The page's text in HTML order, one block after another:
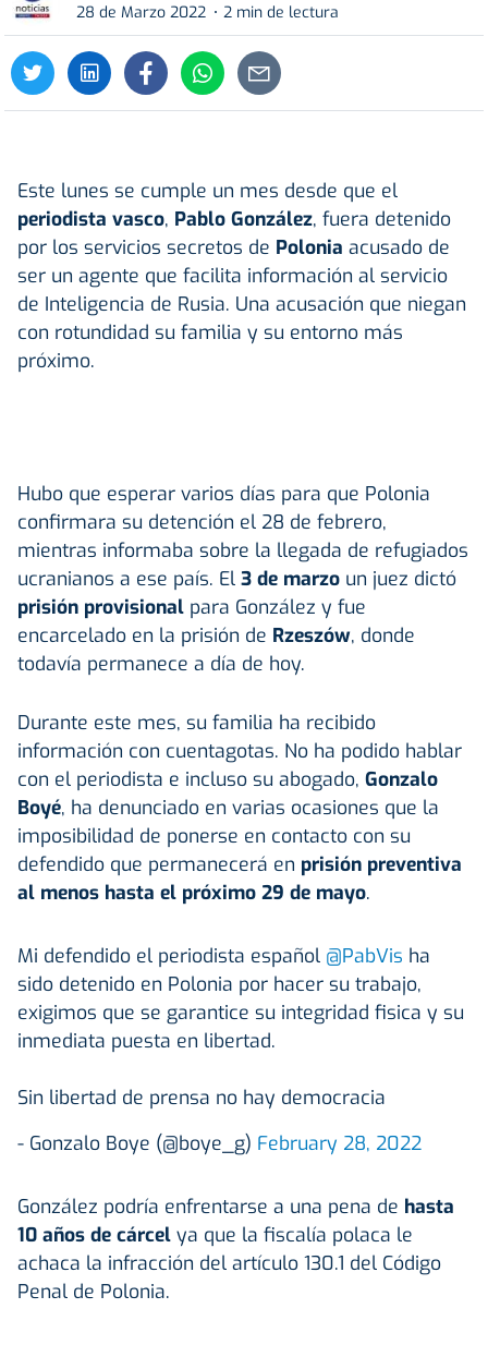
28 de Marzo 2022
2 min de lectura
Este lunes se cumple un mes desde que el
periodista vasco, Pablo González, fuera detenido
por los servicios secretos de Polonia acusado de
ser un agente que facilita información al servicio
de Inteligencia de Rusia. Una acusación que niegan
con rotundidad su familia y su entorno más
próximo.
Hubo que esperar varios días para que Polonia
confirmara su detención el 28 de febrero,
mientras informaba sobre la llegada de refugiados
ucranianos a ese país. El 3 de marzo un juez dictó
prisión provisional para González y fue
encarcelado en la prisión de Rzeszów, donde
todavía permanece a día de hoy.
Durante este mes, su familia ha recibido
información con cuentagotas. No ha podido hablar
con el periodista e incluso su abogado, Gonzalo
Boyé, ha denunciado en varias ocasiones que la
imposibilidad de ponerse en contacto con su
defendido que permanecerá en prisión preventiva
al menos hasta el próximo 29 de mayo.
Mi defendido el periodista español @PabVis ha
sido detenido en Polonia por hacer su trabajo,
exigimos que se garantice su integridad fisica y su
inmediata puesta en libertad.
Sin libertad de prensa no hay democracia
- Gonzalo Boye (@boye_g) February 28, 2022
González podría enfrentarse a una pena de hasta
10 años de cárcel ya que la fiscalía polaca le
achaca la infracción del artículo 130.1 del Código
Penal de Polonia.